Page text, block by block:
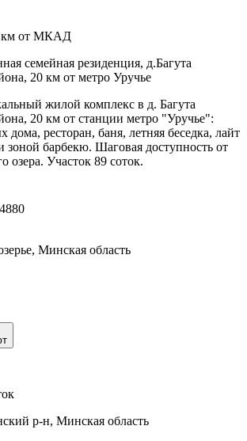
км от МКАД
семейная резиденция, д.Багута
20 км от метро Уручье
жилой комплекс в д. Багута
20 км от станции метро "Уручье":
дома, ресторан, баня, летняя беседка, лайт
зоной барбекю. Шаговая доступность от
озера. Участок 89 соток.
Минская область
р-н, Минская область